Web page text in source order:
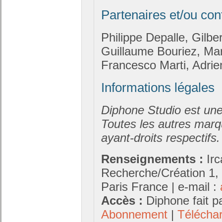
Partenaires et/ou
Philippe Depalle,
Guillaume Bouriez,
Francesco Marti,
Informations légales
Diphone Studio est
Toutes les autres
ayant-droits respectifs.
Renseignements :
Recherche/Création
Paris France | e-mail :
Accès : Diphone fait
Abonnement |